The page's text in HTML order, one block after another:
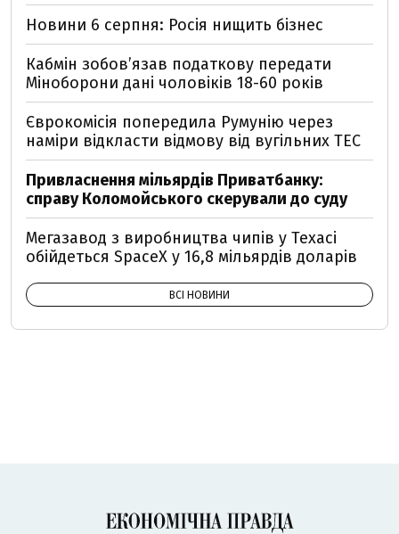
Новини 6 серпня: Росія нищить бізнес
Кабмін зобовʼязав податкову передати
Міноборони дані чоловіків 18-60 років
Єврокомісія попередила Румунію через
наміри відкласти відмову від вугільних ТЕС
Привласнення мільярдів Приватбанку:
справу Коломойського скерували до суду
Мегазавод з виробництва чипів у Техасі
обійдеться SpaceX у 16,8 мільярдів доларів
ВСІ НОВИНИ